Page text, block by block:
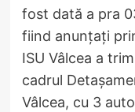
fost dată a pra
fiind anunțați
ISU Vâlcea a
cadrul
Vâlcea, cu 3